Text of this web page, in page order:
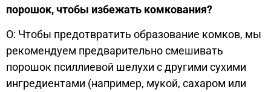
порошок, чтобы избежать комкования?
О: Чтобы предотвратить образование комков, мы
рекомендуем предварительно смешивать
порошок псиллиевой шелухи с другими сухими
ингредиентами (например, мукой, сахаром или